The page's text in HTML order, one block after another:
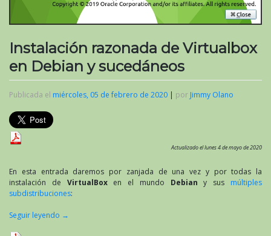
Instalación razonada de Virtualbox
en Debian y sucedáneos
Publicada el miércoles, 05 de febrero de 2020 | por Jimmy Olano
Actualizado el lunes 4 de mayo de 2020
En esta entrada daremos por zanjada de una vez y por todas la
instalación de VirtualBoxen el mundo Debian y sus múltiples
subdistribuciones:
Seguir leyendo →